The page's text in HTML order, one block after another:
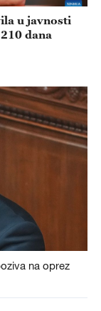
u javnosti
dana
na oprez